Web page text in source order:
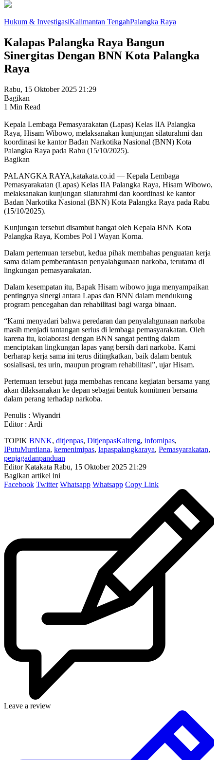
Hukum & InvestigasiKalimantan TengahPalangka Raya
Kalapas Palangka Raya Bangun
Sinergitas Dengan BNN Kota Palangka
Raya
Rabu, 15 Oktober 2025 21:29
Bagikan
1 Min Read
Kepala Lembaga Pemasyarakatan (Lapas) Kelas IIA Palangka
Raya, Hisam Wibowo, melaksanakan kunjungan silaturahmi dan
koordinasi ke kantor Badan Narkotika Nasional (BNN) Kota
Palangka Raya pada Rabu (15/10/2025).
Bagikan
PALANGKA RAYA,katakata.co.id — Kepala Lembaga
Pemasyarakatan (Lapas) Kelas IIA Palangka Raya, Hisam Wibowo,
melaksanakan kunjungan silaturahmi dan koordinasi ke kantor
Badan Narkotika Nasional (BNN) Kota Palangka Raya pada Rabu
(15/10/2025).
Kunjungan tersebut disambut hangat oleh Kepala BNN Kota
Palangka Raya, Kombes Pol I Wayan Korna.
Dalam pertemuan tersebut, kedua pihak membahas penguatan kerja
sama dalam pemberantasan penyalahgunaan narkoba, terutama di
lingkungan pemasyarakatan.
Dalam kesempatan itu, Bapak Hisam wibowo juga menyampaikan
pentingnya sinergi antara Lapas dan BNN dalam mendukung
program pencegahan dan rehabilitasi bagi warga binaan.
“Kami menyadari bahwa peredaran dan penyalahgunaan narkoba
masih menjadi tantangan serius di lembaga pemasyarakatan. Oleh
karena itu, kolaborasi dengan BNN sangat penting dalam
menciptakan lingkungan lapas yang bersih dari narkoba. Kami
berharap kerja sama ini terus ditingkatkan, baik dalam bentuk
sosialisasi, tes urin, maupun program rehabilitasi”, ujar Hisam.
Pertemuan tersebut juga membahas rencana kegiatan bersama yang
akan dilaksanakan ke depan sebagai bentuk komitmen bersama
dalam perang terhadap narkoba.
Penulis : Wiyandri
Editor : Ardi
TOPIK BNNK, ditjenpas, DitjenpasKalteng, infomipas,
IPutuMurdiana, kemenimipas, lapaspalangkaraya, Pemasyarakatan,
penjagadanpanduan
Editor Katakata Rabu, 15 Oktober 2025 21:29
Bagikan artikel ini
Facebook Twitter Whatsapp Whatsapp Copy Link
Leave a review